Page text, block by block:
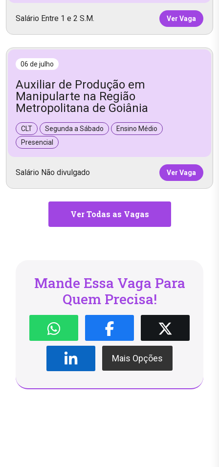
Salário Entre 1 e 2 S.M. Ver Vaga
06 de julho
Auxiliar de Produção em
Manipularte na Região
Metropolitana de Goiânia
CLT Segunda a Sábado
Ensino Médio
Presencial
Salário Não divulgado Ver Vaga
Ver Todas as Vagas
Mande Essa Vaga Para
Quem Precisa!
Mais Opções